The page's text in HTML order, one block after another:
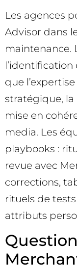
Les agences
Advisor dans
maintenance.
l’identification
que
stratégique, la
mise en
media. Les
playbooks :
revue avec
corrections,
rituels de
attributs